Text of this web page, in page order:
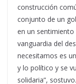
construcción
conjunto de un
en un
vanguardia del
necesitamos es
y lo político y se
solidaria”, sostuvo.